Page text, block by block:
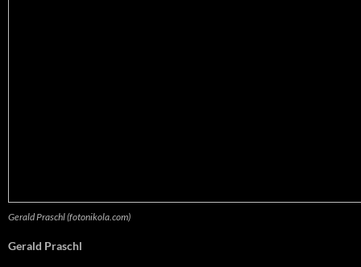
Gerald Praschl (fotonikola.com)
Gerald Praschl